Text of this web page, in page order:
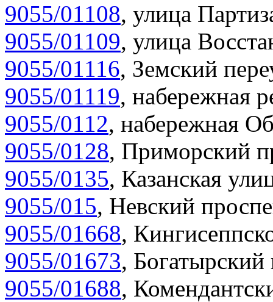
9055/01108, улица
9055/01109, улица
9055/01116, Земский
9055/01119, набережная
9055/0112, набережная
9055/0128, Приморский
9055/0135, Казанская
9055/015, Невский
9055/01668,
9055/01673, Богатырский
9055/01688,